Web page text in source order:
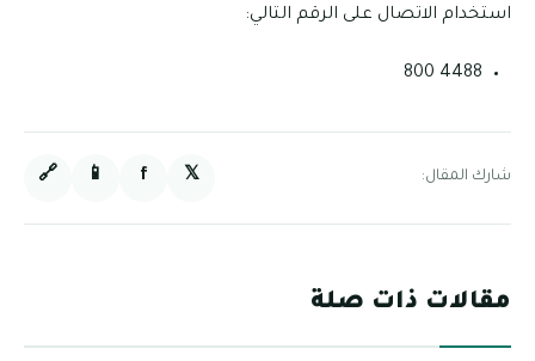
استخدام الاتصال على الرقم التالي:
4488 800
شارك المقال: 𝕏
f
📱
🔗
مقالات ذات صلة